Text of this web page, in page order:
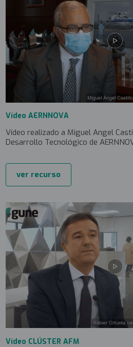
Vídeo AERNNOVA
Vídeo realizado a Miguel Angel
Desarrollo Tecnológico de
ver recurso
Vídeo CLÚSTER AFM